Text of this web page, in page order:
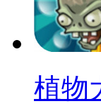
植物